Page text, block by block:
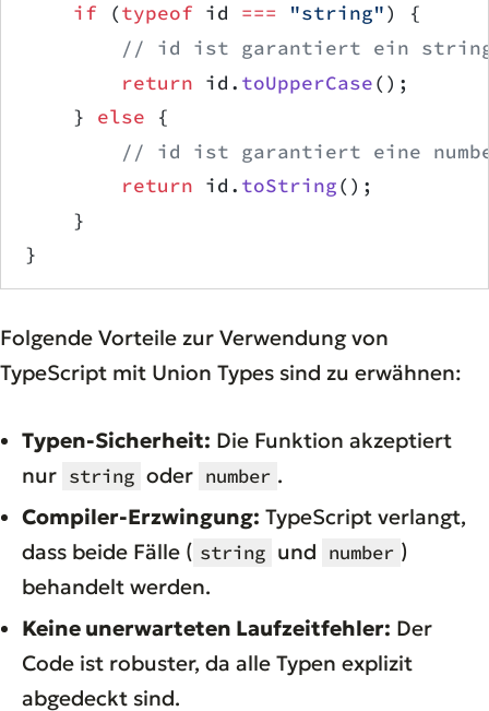
    if
(typeof id === "string") {
// id ist garantiert ein
        return
id. toUpperCase();
    }
else {
// id ist garantiert eine
        return
id. toString();
    }
}
Folgende Vorteile zur Verwendung von
TypeScript mit Union Types sind zu erwähnen:
Typen-Sicherheit: Die Funktion akzeptiert
nur string oder number .
Compiler-Erzwingung: TypeScript verlangt,
dass beide Fälle ( string und number )
behandelt werden.
Keine unerwarteten Laufzeitfehler: Der
Code ist robuster, da alle Typen explizit
abgedeckt sind.